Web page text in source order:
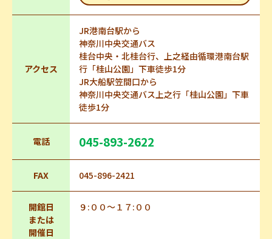
アクセス
JR港南台駅から
神奈川中央交通バス
桂台中央・北桂台行、上之経由循環港南台駅
行「桂山公園」下車徒歩1分
JR大船駅笠間口から
神奈川中央交通バス上之行「桂山公園」下車
徒歩1分
電話 045-893-2622
FAX 045-896-2421
開館日
または
開催日
９:００～１７:００